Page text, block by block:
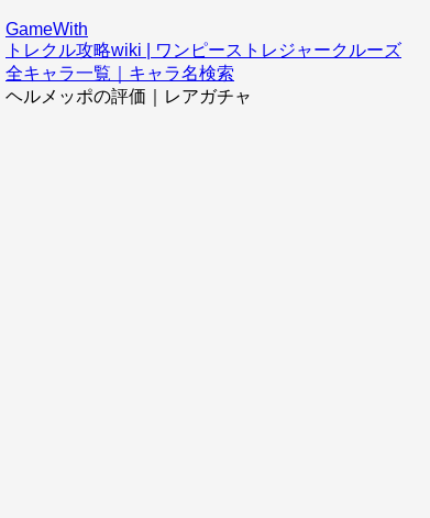
GameWith
トレクル攻略wiki | ワンピーストレジャークルーズ
全キャラ一覧｜キャラ名検索
ヘルメッポの評価｜レアガチャ